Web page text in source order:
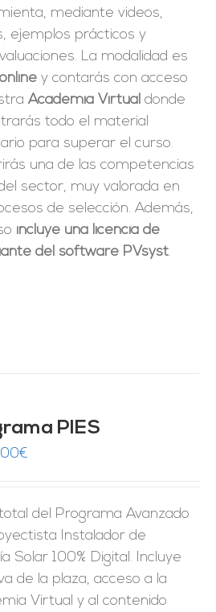
mediante videos,
ejemplos prácticos y
La modalidad es
y contarás con acceso
Academia Virtual donde
todo el material
para superar el curso.
una de las competencias
sector, muy valorada en
de selección. Además,
incluye una licencia de
del software PVsyst.
PIES
€
del Programa Avanzado
Instalador de
Solar 100% Digital. Incluye
de la plaza, acceso a la
Virtual y al contenido